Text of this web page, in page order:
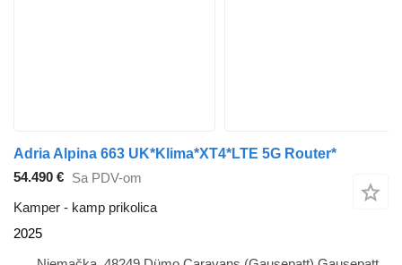
Adria Alpina 663 UK*Klima*XT4*LTE 5G Router*
54.490 € Sa PDV-om
Kamper - kamp prikolica
2025